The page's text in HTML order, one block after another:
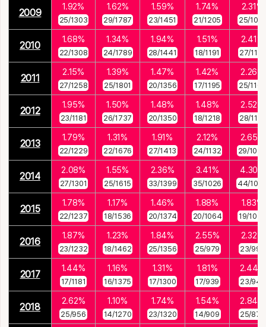
2009
1.92%
25/1303
1.62%
29/1787
1.59%
23/1451
1.74%
21/1205
2.31%
25/1081
2010
1.68%
22/1308
1.34%
24/1789
1.94%
28/1441
1.51%
18/1191
2.41%
27/1121
2011
2.15%
27/1258
1.39%
25/1801
1.47%
20/1356
1.42%
17/1195
2.26%
25/1105
2012
1.95%
23/1181
1.50%
26/1737
1.48%
20/1350
1.48%
18/1218
2.52%
28/1113
2013
1.79%
22/1229
1.31%
22/1676
1.91%
27/1413
2.12%
24/1132
2.65%
29/
2014
2.08%
27/1301
1.55%
25/1615
2.36%
33/1399
3.41%
35/1026
4.30%
44/
2015
1.78%
22/1237
1.17%
18/1536
1.46%
20/1374
1.88%
20/1064
1.83%
19/1037
2016
1.87%
23/1232
1.23%
18/1462
1.84%
25/1356
2.55%
25/979
2.32%
23/992
2017
1.44%
17/1181
1.16%
16/1375
1.31%
17/1300
1.81%
17/939
2.44%
23/941
2018
2.62%
25/956
1.10%
14/1270
1.74%
23/1320
1.54%
14/909
2.84%
25/879